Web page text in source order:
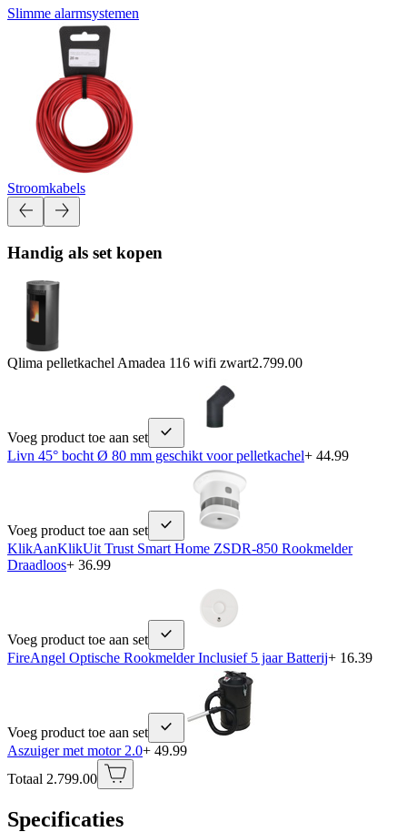
Slimme alarmsystemen
Stroomkabels
Handig als set kopen
Qlima pelletkachel Amadea 116 wifi zwart2.799.00
Voeg product toe aan set
Livn 45° bocht Ø 80 mm geschikt voor pelletkachel+ 44.99
Voeg product toe aan set
KlikAanKlikUit Trust Smart Home ZSDR-850 Rookmelder
Draadloos+ 36.99
Voeg product toe aan set
FireAngel Optische Rookmelder Inclusief 5 jaar Batterij+ 16.39
Voeg product toe aan set
Aszuiger met motor 2.0+ 49.99
Totaal 2.799.00
Specificaties